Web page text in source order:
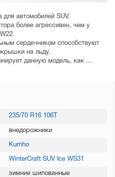
автомобилей SUV.
более агрессивен, чем у
сердечником способствуют
на льду.
данную модель, как ...
235/70 R16 106T
внедорожники
Kumho
WinterCraft SUV Ice WS31
зимние шипованные